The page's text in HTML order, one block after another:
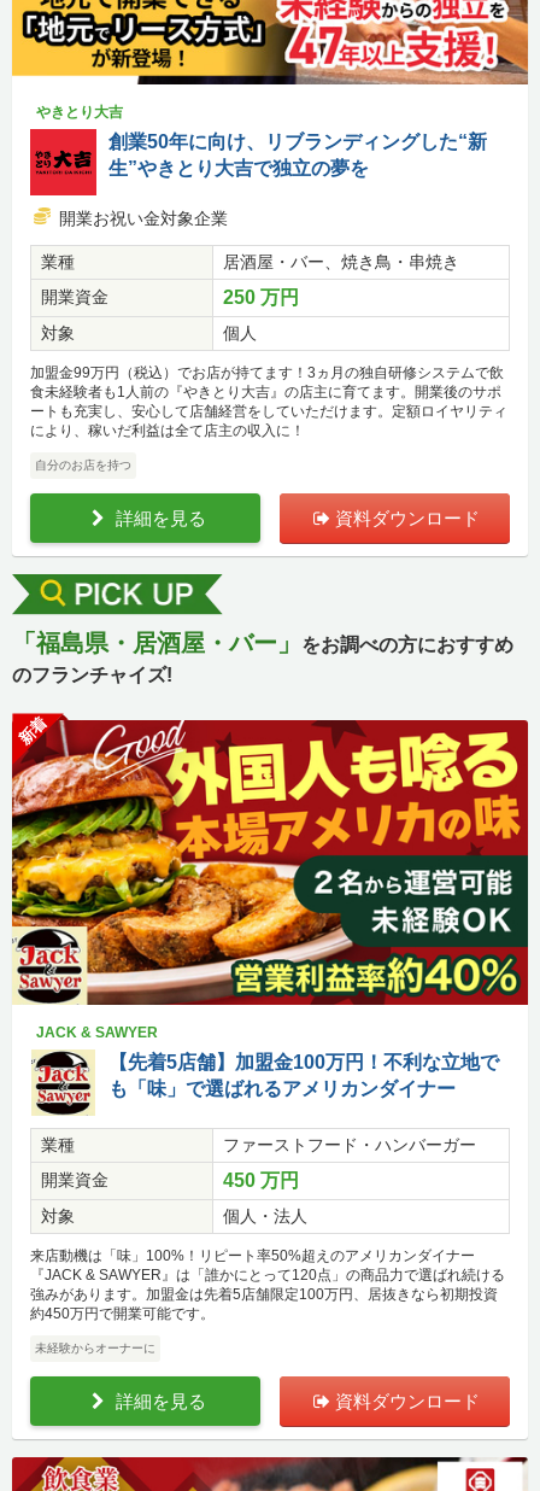
やきとり大吉
創業50年に向け、リブランディングした“新
生”やきとり大吉で独立の夢を
開業お祝い金対象企業
業種
居酒屋・バー、焼き鳥・串焼き
開業資金
250 万円
対象 個人
加盟金99万円（税込）でお店が持てます！3ヵ月の独自研修システムで飲
食未経験者も1人前の『やきとり大吉』の店主に育てます。開業後のサポ
ートも充実し、安心して店舗経営をしていただけます。定額ロイヤリティ
により、稼いだ利益は全て店主の収入に！
自分のお店を持つ
詳細を見る 資料ダウンロード
「福島県・居酒屋・バー」
をお調べの方におすすめ
のフランチャイズ!
新着
JACK & SAWYER
【先着5店舗】加盟金100万円！不利な立地で
も「味」で選ばれるアメリカンダイナー
業種
ファーストフード・ハンバーガー
開業資金
450 万円
対象 個人・法人
来店動機は「味」100%！リピート率50%超えのアメリカンダイナー
『JACK & SAWYER』は「誰かにとって120点」の商品力で選ばれ続ける
強みがあります。加盟金は先着5店舗限定100万円、居抜きなら初期投資
約450万円で開業可能です。
未経験からオーナーに
詳細を見る 資料ダウンロード